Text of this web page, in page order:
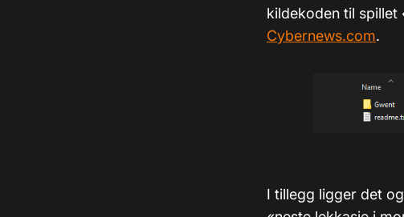
kildekoden til spillet
Cybernews.com.
I tillegg ligger det